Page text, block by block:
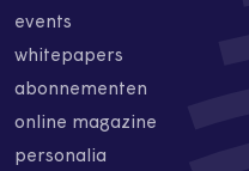
events
whitepapers
abonnementen
online magazine
personalia